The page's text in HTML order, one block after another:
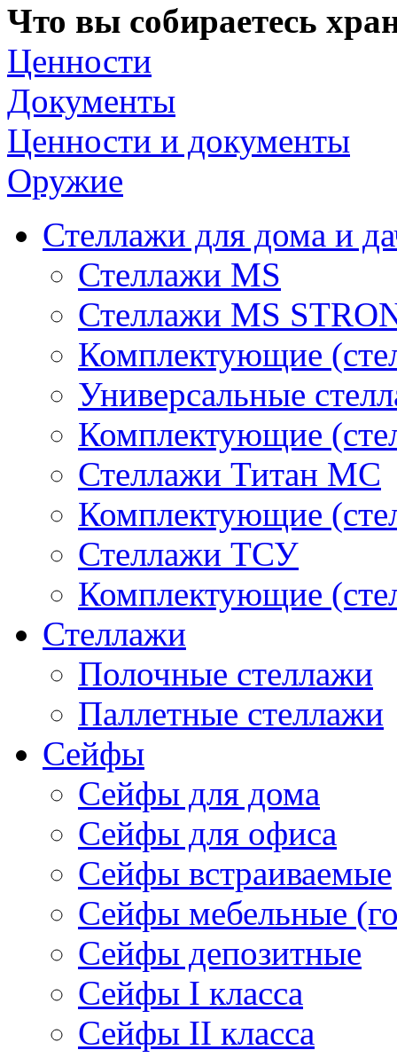
Что вы собираетесь
Ценности
Документы
Ценности и документы
Оружие
Стеллажи для дома и
Стеллажи MS
Стеллажи MS
Комплектующие
Универсальные
Комплектующие
Стеллажи Титан МС
Комплектующие
Стеллажи ТСУ
Комплектующие
Стеллажи
Полочные стеллажи
Паллетные стеллажи
Сейфы
Сейфы для дома
Сейфы для офиса
Сейфы встраиваемые
Сейфы мебельные
Сейфы депозитные
Cейфы I класса
Сейфы II класса